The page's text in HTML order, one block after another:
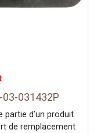
03-031432P
partie d’un produit
de remplacement